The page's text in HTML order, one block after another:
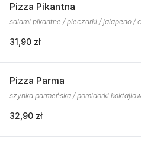
Pizza Pikantna
salami pikantne / pieczarki / jalapeno /
31,90 zł
Pizza Parma
szynka parmeńska / pomidorki
32,90 zł